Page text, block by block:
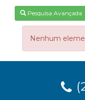
Pesquisa Avançada
Nenhum